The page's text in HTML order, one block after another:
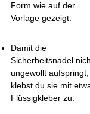
Form wie auf der
Vorlage gezeigt.
Damit die
Sicherheitsnadel
ungewollt aufspringt,
klebst du sie mit
Flüssigkleber zu.